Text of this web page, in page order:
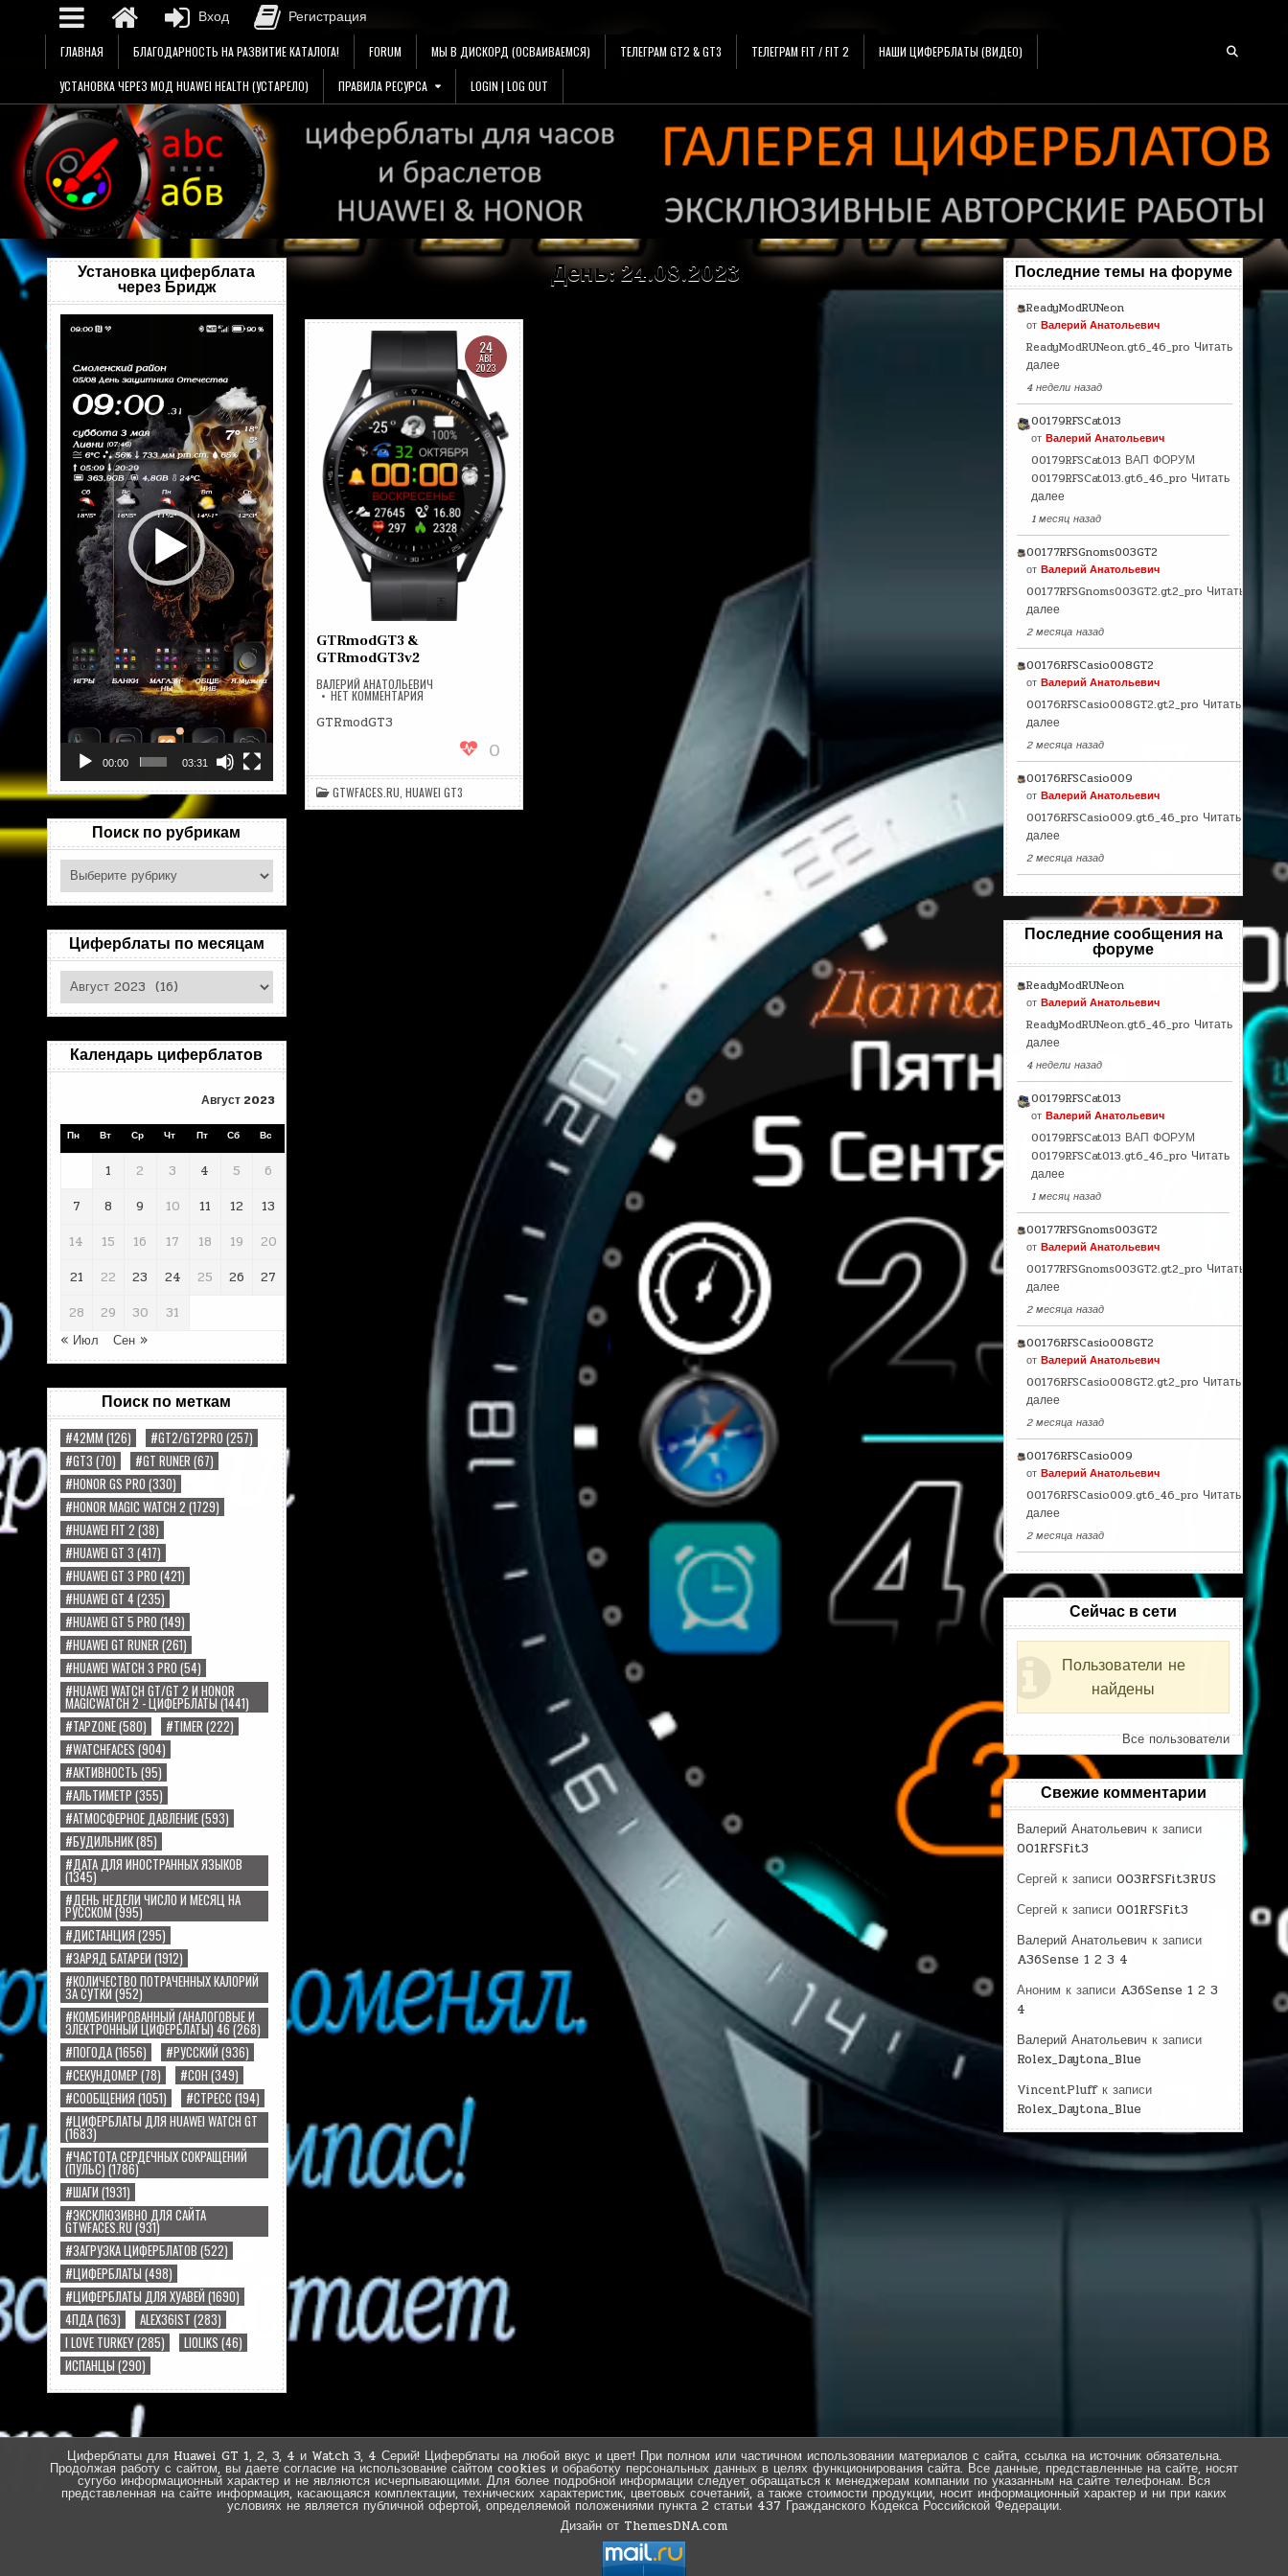
содержимому
ГЛАВНАЯ БЛАГОДАРНОСТЬ НА РАЗВИТИЕ КАТАЛОГА! FORUM МЫ В ДИСКОРД (ОСВАИВАЕМСЯ) ТЕЛЕГРАМ GT2 & GT3 ТЕЛЕГРАМ FIT / FIT 2 НАШИ ЦИФЕРБЛАТЫ (ВИДЕО)
УСТАНОВКА ЧЕРЕЗ МОД HUAWEI HEALTH (УСТАРЕЛО) ПРАВИЛА РЕСУРСА LOGIN | LOG OUT
Установка циферблата
через Бридж
Видеоплеер
00:00 03:31
Поиск по рубрикам
Поиск
рубрикам
Циферблаты по месяцам
Циферблаты
месяцам
Календарь циферблатов
Август 2023
Пн Вт Ср Чт Пт Сб Вс
1 2 3 4 5
6
7
8 9 10 11 12
13
14
15 16 17 18 19
20
21
22 23 24 25 26
27
28
29 30
31
« Июл
Сен »
Поиск по меткам
#42MM (126) #GT2/GT2PRO (257)
#GT3 (70) #GT RUNER (67)
#HONOR GS PRO (330)
#HONOR MAGIC WATCH 2 (1729)
#HUAWEI FIT 2 (38)
#HUAWEI GT 3 (417)
#HUAWEI GT 3 PRO (421)
#HUAWEI GT 4(235)
#HUAWEI GT 5 PRO (149)
#HUAWEI GT RUNER (261)
#HUAWEI WATCH 3 PRO (54)
#HUAWEI WATCH GT/GT 2 И HONOR
MAGICWATCH 2 - ЦИФЕРБЛАТЫ(1441)
#TAPZONE(580) #TIMER (222)
#WATCHFACES (904)
#АКТИВНОСТЬ (95)
#АЛЬТИМЕТР (355)
#АТМОСФЕРНОЕ ДАВЛЕНИЕ(593)
#БУДИЛЬНИК(85)
#ДАТА ДЛЯ ИНОСТРАННЫХ ЯЗЫКОВ
(1345)
#ДЕНЬ НЕДЕЛИ ЧИСЛО И МЕСЯЦ НА
РУССКОМ(995)
#ДИСТАНЦИЯ (295)
#ЗАРЯД БАТАРЕИ (1912)
#КОЛИЧЕСТВО ПОТРАЧЕННЫХ КАЛОРИЙ
ЗА СУТКИ(952)
#КОМБИНИРОВАННЫЙ (АНАЛОГОВЫЕ И
ЭЛЕКТРОННЫЙ ЦИФЕРБЛАТЫ) 46(268)
#ПОГОДА(1656) #РУССКИЙ (936)
#СЕКУНДОМЕР (78) #СОН (349)
#СООБЩЕНИЯ (1051) #СТРЕСС (194)
#ЦИФЕРБЛАТЫ ДЛЯ HUAWEI WATCH GT
(1683)
#ЧАСТОТА СЕРДЕЧНЫХ СОКРАЩЕНИЙ
(ПУЛЬС)(1786)
#ШАГИ (1931)
#ЭКСКЛЮЗИВНО ДЛЯ САЙТА
GTWFACES.RU(931)
#ЗАГРУЗКА ЦИФЕРБЛАТОВ (522)
#ЦИФЕРБЛАТЫ (498)
#ЦИФЕРБЛАТЫ ДЛЯ ХУАВЕЙ (1690)
4ПДА(163) ALEX36IST (283)
I LOVE TURKEY(285) LIOLIKS (46)
ИСПАНЦЫ (290)
День:24.08.2023
24
АВГ
2023
GTRmodGT3 &
GTRmodGT3v2
ВАЛЕРИЙ АНАТОЛЬЕВИЧ
НЕТ КОММЕНТАРИЯНА
GTRMODGT3
GTRmodGT3
0
GTWFACES.RU HUAWEI GT3
Последние темы на форуме
ReadyModRUNeon
от Валерий Анатольевич
ReadyModRUNeon.gt6_46_pro Читать
далее
4 недели назад
00179RFSCat013
от Валерий Анатольевич
00179RFSCat013 ВАП ФОРУМ
00179RFSCat013.gt6_46_pro Читать
далее
1 месяц назад
00177RFSGnoms003GT2
от Валерий Анатольевич
00177RFSGnoms003GT2.gt2_pro Читать
далее
2 месяца назад
00176RFSCasio008GT2
от Валерий Анатольевич
00176RFSCasio008GT2.gt2_pro Читать
далее
2 месяца назад
00176RFSCasio009
от Валерий Анатольевич
00176RFSCasio009.gt6_46_pro Читать
далее
2 месяца назад
Последние сообщения на
форуме
ReadyModRUNeon
от Валерий Анатольевич
ReadyModRUNeon.gt6_46_pro Читать
далее
4 недели назад
00179RFSCat013
от Валерий Анатольевич
00179RFSCat013 ВАП ФОРУМ
00179RFSCat013.gt6_46_pro Читать
далее
1 месяц назад
00177RFSGnoms003GT2
от Валерий Анатольевич
00177RFSGnoms003GT2.gt2_pro Читать
далее
2 месяца назад
00176RFSCasio008GT2
от Валерий Анатольевич
00176RFSCasio008GT2.gt2_pro Читать
далее
2 месяца назад
00176RFSCasio009
от Валерий Анатольевич
00176RFSCasio009.gt6_46_pro Читать
далее
2 месяца назад
Сейчас в сети
Пользователи не
найдены
Все пользователи
Свежие комментарии
Валерий Анатольевич к записи
001RFSFit3
Сергей к записи 003RFSFit3RUS
Сергей к записи 001RFSFit3
Валерий Анатольевич к записи
A36Sense 1 2 3 4
Аноним к записи A36Sense 1 2 3
4
Валерий Анатольевич к записи
Rolex_Daytona_Blue
VincentPluffк записи
Rolex_Daytona_Blue
Циферблаты для Huawei GT 1, 2, 3, 4 и Watch 3, 4 Серий! Циферблаты на любой вкус и цвет! При полном или частичном использовании материалов с сайта, ссылка на источник обязательна.
Продолжая работу с сайтом, вы даете согласие на использование сайтом cookies и обработку персональных данных в целях функционирования сайта. Все данные, представленные на сайте, носят
сугубо информационный характер и не являются исчерпывающими. Для более подробной информации следует обращаться к менеджерам компании по указанным на сайте телефонам. Вся
представленная на сайте информация, касающаяся комплектации, технических характеристик, цветовых сочетаний, а также стоимости продукции, носит информационный характер и ни при каких
условиях не является публичной офертой, определяемой положениями пункта 2 статьи 437 Гражданского Кодекса Российской Федерации.
Дизайн от ThemesDNA.com
Вход Регистрация